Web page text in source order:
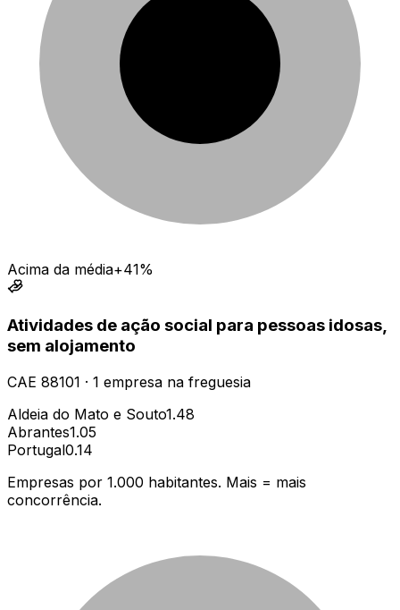
Acima da média+41%
Atividades de ação social para pessoas idosas,
sem alojamento
CAE 88101 · 1 empresa na freguesia
Aldeia do Mato e Souto1.48
Abrantes1.05
Portugal0.14
Empresas por 1.000 habitantes. Mais = mais
concorrência.